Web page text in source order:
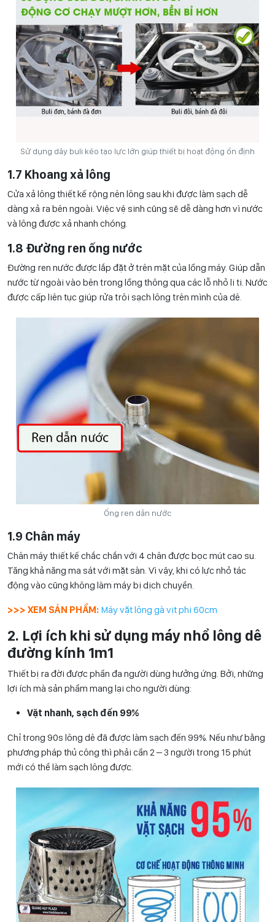
Sử dụng dây buli kéo tạo lực lớn giúp thiết bị hoạt động ổn định
1.7 Khoang xả lông
Cửa xả lông thiết kế rộng nên lông sau khi được làm sạch dễ
dàng xả ra bên ngoài. Việc vệ sinh cũng sẽ dễ dàng hơn vì nước
và lông được xả nhanh chóng.
1.8 Đường ren ống nước
Đường ren nước được lắp đặt ở trên mặt của lồng máy. Giúp dẫn
nước từ ngoài vào bên trong lồng thông qua các lỗ nhỏ li ti. Nước
được cấp liên tục giúp rửa trôi sạch lông trên mình của dê.
Ống ren dẫn nước
1.9 Chân máy
Chân máy thiết kế chắc chắn với 4 chân được bọc mút cao su.
Tăng khả năng ma sát với mặt sàn. Vì vậy, khi có lực nhỏ tác
động vào cũng không làm máy bị dịch chuyển.
>>> XEM SẢN PHẨM: Máy vặt lông gà vịt phi 60cm
2. Lợi ích khi sử dụng máy nhổ lông dê
đường kính 1m1
Thiết bị ra đời được phần đa người dùng hưởng ứng. Bởi, những
lợi ích mà sản phẩm mang lại cho người dùng:
Vặt nhanh, sạch đến 99%
Chỉ trong 90s lông dê đã được làm sạch đến 99%. Nếu như bằng
phương pháp thủ công thì phải cần 2 – 3 người trong 15 phút
mới có thể làm sạch lông được.